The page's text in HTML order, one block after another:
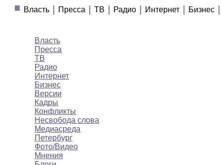
Власть
Пресса ТВ Радио Интернет Бизнес
Власть
Пресса
ТВ
Радио
Интернет
Бизнес
Версии
Кадры
Конфликты
Несвобода слова
Медиасреда
Петербург
Фото/Видео
Мнения